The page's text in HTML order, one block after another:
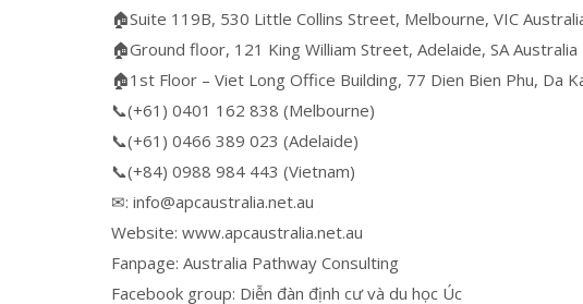
🏠Suite 119B, 530 Little Collins Street, Melbourne, VIC
🏠Ground floor, 121 King William Street, Adelaide, SA Australia
🏠1st Floor – Viet Long Office Building, 77 Dien Bien Phu, Da
📞(+61) 0401 162 838 (Melbourne)
📞(+61) 0466 389 023 (Adelaide)
📞(+84) 0988 984 443 (Vietnam)
✉: info@apcaustralia.net.au
Website: www.apcaustralia.net.au
Fanpage: Australia Pathway Consulting
Facebook group: Diễn đàn định cư và du học Úc